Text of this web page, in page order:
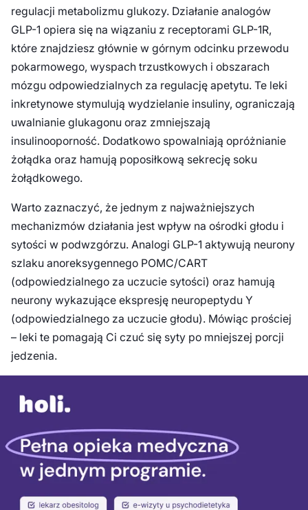
regulacji metabolizmu glukozy. Działanie analogów
GLP-1 opiera się na wiązaniu z receptorami GLP-1R,
które znajdziesz głównie w górnym odcinku przewodu
pokarmowego, wyspach trzustkowych i obszarach
mózgu odpowiedzialnych za regulację apetytu. Te leki
inkretynowe stymulują wydzielanie insuliny, ograniczają
uwalnianie glukagonu oraz zmniejszają
insulinooporność. Dodatkowo spowalniają opróżnianie
żołądka oraz hamują poposiłkową sekrecję soku
żołądkowego.
Warto zaznaczyć, że jednym z najważniejszych
mechanizmów działania jest wpływ na ośrodki głodu i
sytości w podwzgórzu. Analogi GLP-1 aktywują neurony
szlaku anoreksygennego POMC/CART
(odpowiedzialnego za uczucie sytości) oraz hamują
neurony wykazujące ekspresję neuropeptydu Y
(odpowiedzialnego za uczucie głodu). Mówiąc prościej
– leki te pomagają Ci czuć się syty po mniejszej porcji
jedzenia.